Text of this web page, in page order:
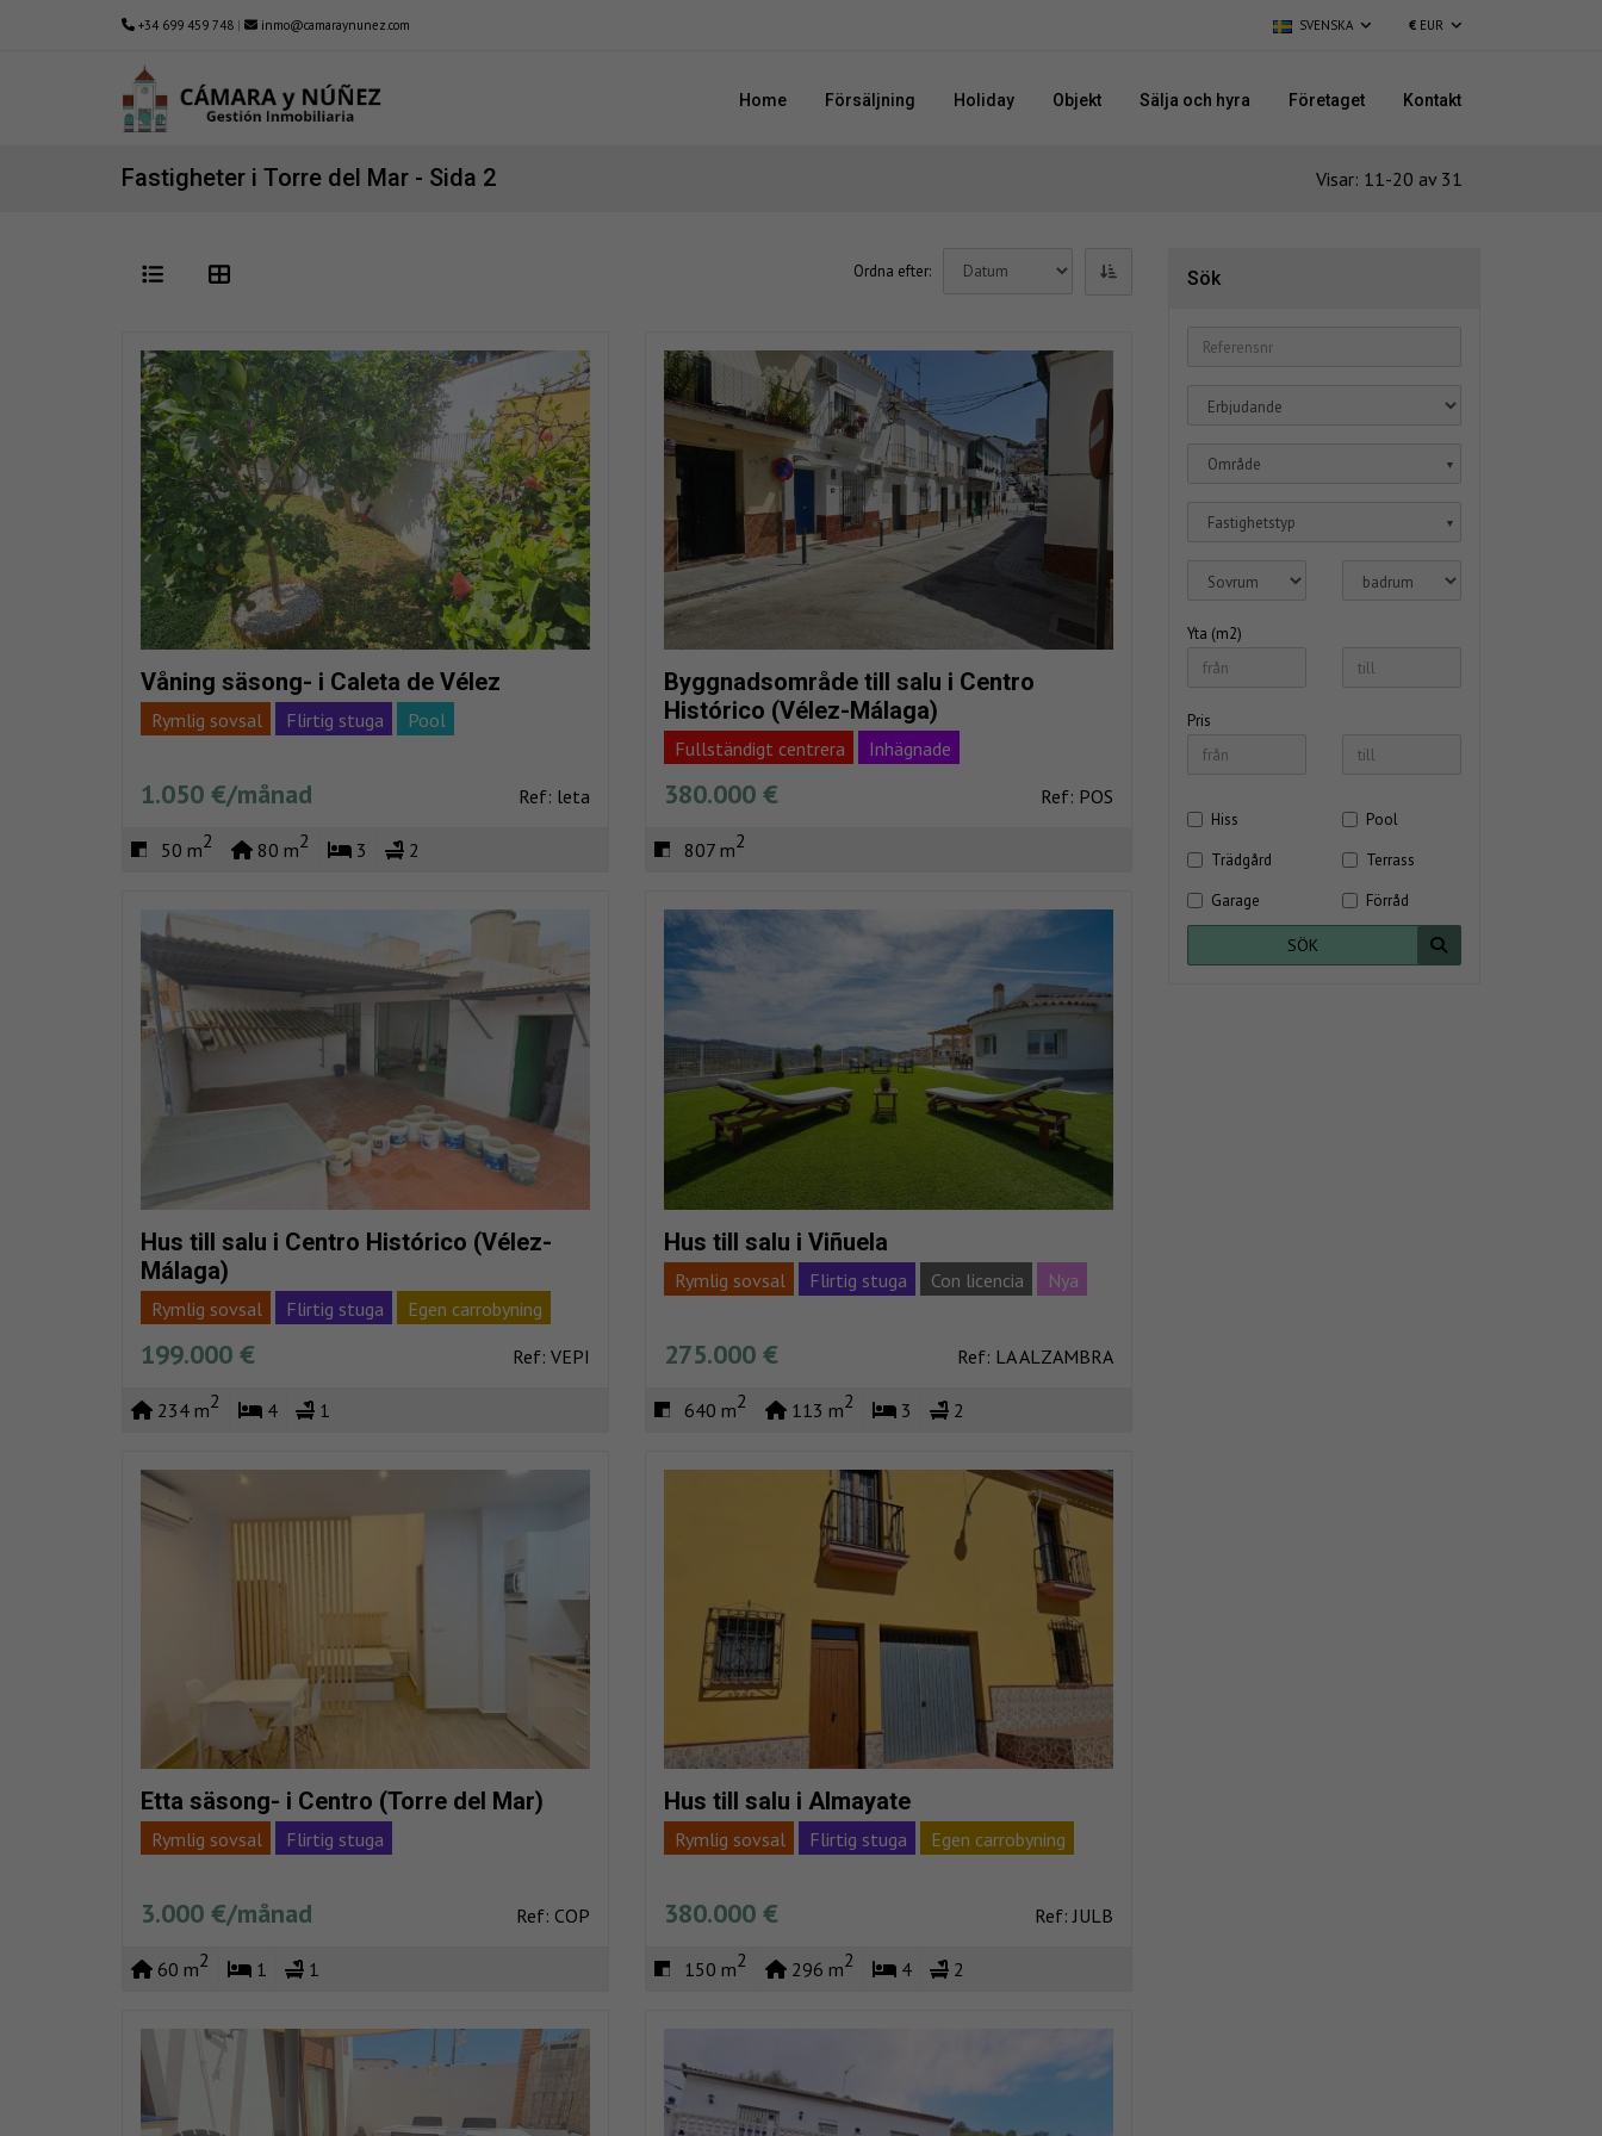
+34 699 459 748 | inmo@camaraynunez.com SVENSKA € EUR
Home Försäljning Holiday Objekt Sälja och hyra Företaget Kontakt
Fastigheter i Torre del Mar - Sida 2 Visar: 11-20 av 31
Ordna efter:
Våning säsong- i Caleta de Vélez
Rymlig sovsal Flirtig stuga
Pool
1.050 €/månad Ref: leta
50 m2 80 m2 3 2
Byggnadsområde till salu i Centro
Histórico (Vélez-Málaga)
Fullständigt centrera Inhägnade
380.000 € Ref: POS
807 m2
Hus till salu i Centro Histórico (Vélez-
Málaga)
Rymlig sovsal Flirtig stuga
Egen carrobyning
Fácil aparcar
199.000 € Ref: VEPI
234 m2 4 1
Hus till salu i Viñuela
Rymlig sovsal Flirtig stuga Con licencia
Nya
275.000 € Ref: LA ALZAMBRA
640 m2 113 m2 3 2
Etta säsong- i Centro (Torre del Mar)
Rymlig sovsal
Flirtig stuga
Total reform
Vacaciones
3.000 €/månad Ref: COP
60 m2 1 1
Hus till salu i Almayate
Rymlig sovsal Flirtig stuga
Egen carrobyning
380.000 € Ref: JULB
150 m2 296 m2 4 2
Sök
Område ▼
Fastighetstyp ▼
Yta (m2)
Pris
Hiss
Pool
Trädgård
Terrass
Garage
Förråd
SÖK